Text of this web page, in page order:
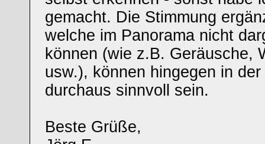
gemacht. Die Stimmung
welche im Panorama nicht
können (wie z.B. Geräusche,
usw.), können hingegen in
durchaus sinnvoll sein.
Beste Grüße,